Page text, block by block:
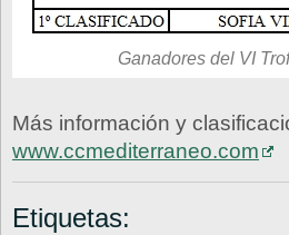
Ganadores del VI
Más información y
www.ccmediterraneo.com
Etiquetas: